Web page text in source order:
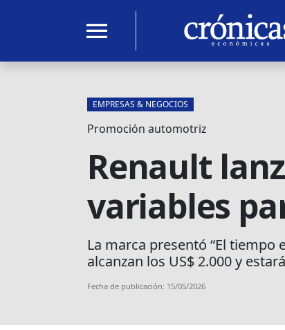
menu
EMPRESAS & NEGOCIOS
Promoción automotriz
Renault
variables
La marca presentó “El tiempo
alcanzan los US$ 2.000 y
Fecha de publicación: 15/05/2026